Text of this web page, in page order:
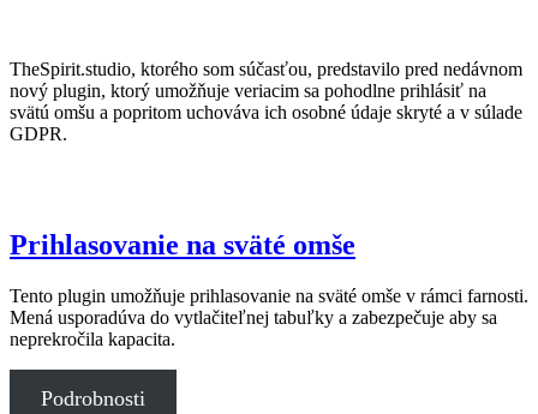
TheSpirit.studio, ktorého som súčasťou, predstavilo pred nedávnom
nový plugin, ktorý umožňuje veriacim sa pohodlne prihlásiť na
svätú omšu a popritom uchováva ich osobné údaje skryté a v súlade
GDPR.
Prihlasovanie na sväté omše
Tento plugin umožňuje prihlasovanie na sväté omše v rámci farnosti.
Mená usporadúva do vytlačiteľnej tabuľky a zabezpečuje aby sa
neprekročila kapacita.
Podrobnosti